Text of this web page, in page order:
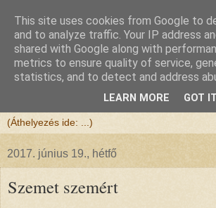
Félix atya
Szeretettel köszöntöm a honlapomra
2017. június 19., hétfő
Szemet szemért
This site uses cookies from Google to
and to analyze traffic. Your IP address
shared with Google along with
metrics to ensure quality of service,
statistics, and to detect and address
LEARN MORE GOT IT